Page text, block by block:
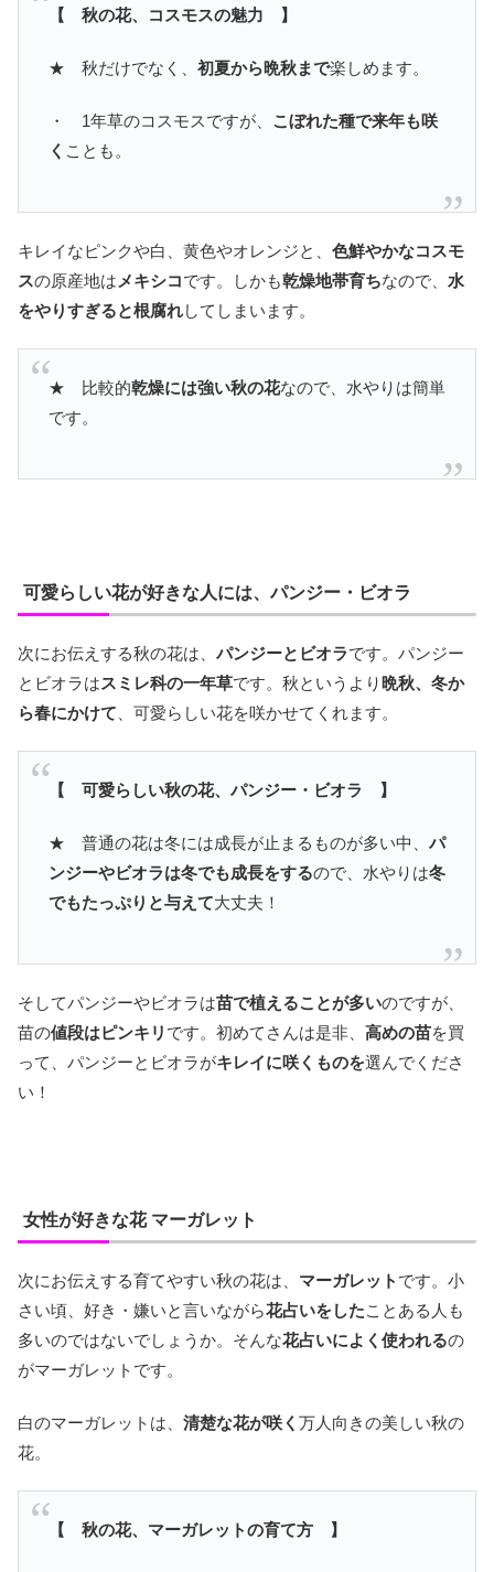
【 秋の花、コスモスの魅力 】
★ 秋だけでなく、 初夏から晩秋まで楽しめます。
・ 1年草のコスモスですが、 こぼれた種で来年も咲
く ことも。
キレイなピンクや白、黄色やオレンジと、 色鮮やかなコスモ
スの原産地は メキシコです。しかも乾燥地帯育ちなので、 水
をやりすぎると根腐れしてしまいます。
★ 比較的乾燥には強い秋の花なので、水やりは簡単
です。
可愛らしい花が好きな人には、パンジー・ビオラ
次にお伝えする秋の花は、 パンジーとビオラです。パンジー
とビオラはスミレ科の一年草です。秋というより 晩秋、冬か
ら春にかけて 、可愛らしい花を咲かせてくれます。
【 可愛らしい秋の花、パンジー・ビオラ 】
★ 普通の花は冬には成長が止まるものが多い中、 パ
ンジーやビオラは冬でも成長をするので、水やりは冬
でもたっぷりと与えて大丈夫！
そしてパンジーやビオラは苗で植えることが多いのですが、
苗の値段はピンキリ です。初めてさんは是非、 高めの苗を買
って、パンジーとビオラがキレイに咲くものを選んでくださ
い！
女性が好きな花 マーガレット
次にお伝えする育てやすい秋の花は、 マーガレット です。小
さい頃、好き・嫌いと言いながら花占いをしたことある人も
多いのではないでしょうか。そんな花占いによく使われるの
がマーガレットです。
白のマーガレットは、 清楚な花が咲く 万人向きの美しい秋の
花。
【 秋の花、マーガレットの育て方 】